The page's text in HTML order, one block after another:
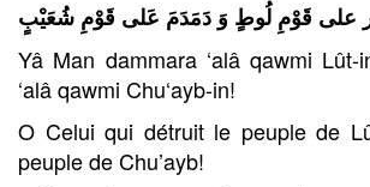
على قَوْمِ لُوطٍ وَ دَمَدَمَ عَلى قَوْمِ شُعَيْبٍ
Yâ Man dammara ‘alâ qawmi
‘alâ qawmi Chu‘ayb-in!
O Celui qui détruit le peuple de
peuple de Chu’ayb!